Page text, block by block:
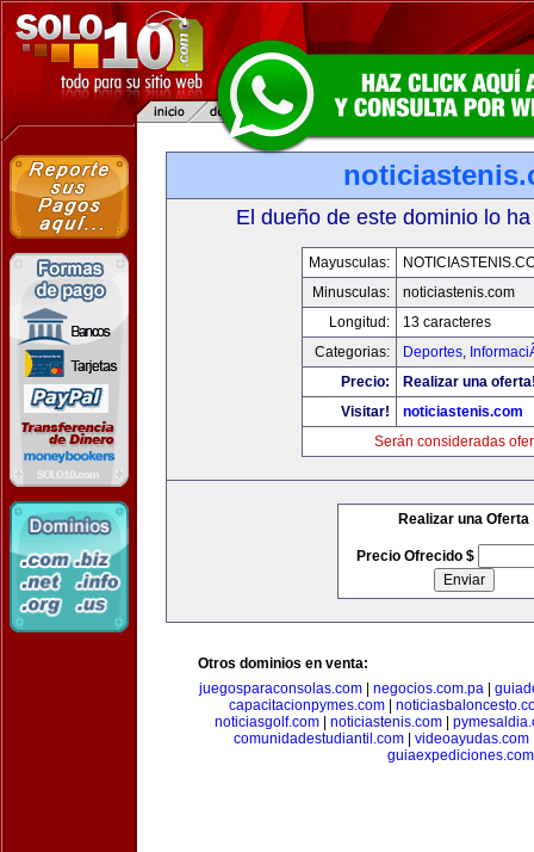
El dueño de este dominio lo
Mayusculas:
Minusculas:
noticiastenis.com
Longitud:
13 caracteres
Categorias:
Deportes,
Precio:
Realizar una
Visitar!
noticiastenis.com
Serán consideradas
Realizar una Oferta
Precio Ofrecido $
Otros dominios en venta:
juegosparaconsolas.com| negocios.com.pa|
capacitacionpymes.com|
noticiasgolf.com| noticiastenis.com|
comunidadestudiantil.com| videoayudas.com
guiaexpediciones.com